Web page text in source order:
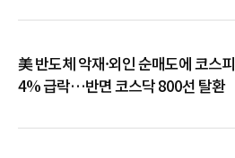
美 반도체 악재·외인 순매도에 코스피
4% 급락…반면 코스닥 800선 탈환